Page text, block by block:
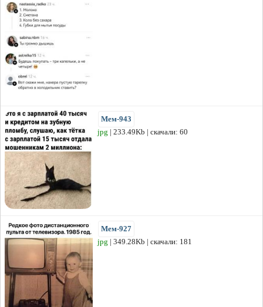
Мем-943
jpg | 233.49Kb | скачали: 60
Мем-927
jpg | 349.28Kb | скачали: 181